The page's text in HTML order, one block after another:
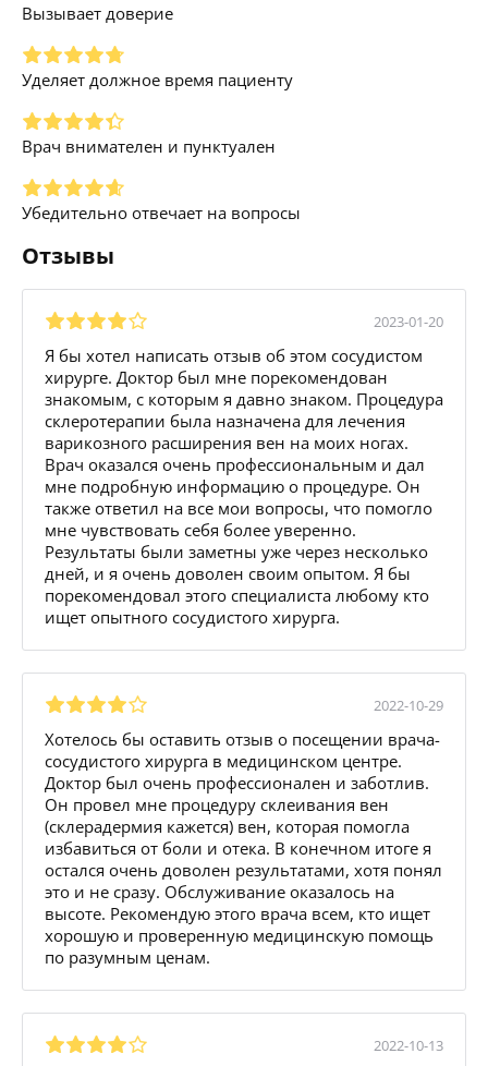
Вызывает доверие
Уделяет должное время пациенту
Врач внимателен и пунктуален
Убедительно отвечает на вопросы
Отзывы
2023-01-20
Я бы хотел написать отзыв об этом сосудистом
хирурге. Доктор был мне порекомендован
знакомым, с которым я давно знаком. Процедура
склеротерапии была назначена для лечения
варикозного расширения вен на моих ногах.
Врач оказался очень профессиональным и дал
мне подробную информацию о процедуре. Он
также ответил на все мои вопросы, что помогло
мне чувствовать себя более уверенно.
Результаты были заметны уже через несколько
дней, и я очень доволен своим опытом. Я бы
порекомендовал этого специалиста любому кто
ищет опытного сосудистого хирурга.
2022-10-29
Хотелось бы оставить отзыв о посещении врача-
сосудистого хирурга в медицинском центре.
Доктор был очень профессионален и заботлив.
Он провел мне процедуру склеивания вен
(склерадермия кажется) вен, которая помогла
избавиться от боли и отека. В конечном итоге я
остался очень доволен результатами, хотя понял
это и не сразу. Обслуживание оказалось на
высоте. Рекомендую этого врача всем, кто ищет
хорошую и проверенную медицинскую помощь
по разумным ценам.
2022-10-13